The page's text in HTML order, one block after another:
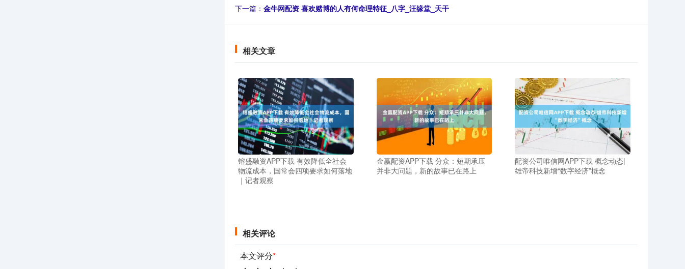
下一篇： 金牛网配资 喜欢赌博的人有何命理特征_八字_汪缘堂_天干
相关文章
镕盛融资APP下载 有效降低全社会
物流成本，国常会四项要求如何落地
｜记者观察
金赢配资APP下载 分众：短期承压
并非大问题，新的故事已在路上
配资公司唯信网APP下载 概念动态|
雄帝科技新增“数字经济”概念
相关评论
本文评分*